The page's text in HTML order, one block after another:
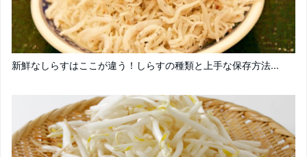
新鮮なしらすはここが違う！しらすの種類と上手な保存方法...